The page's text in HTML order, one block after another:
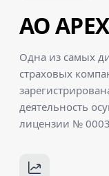
AO APEX
Одна из самых
страховых
деятельность
лицензии №